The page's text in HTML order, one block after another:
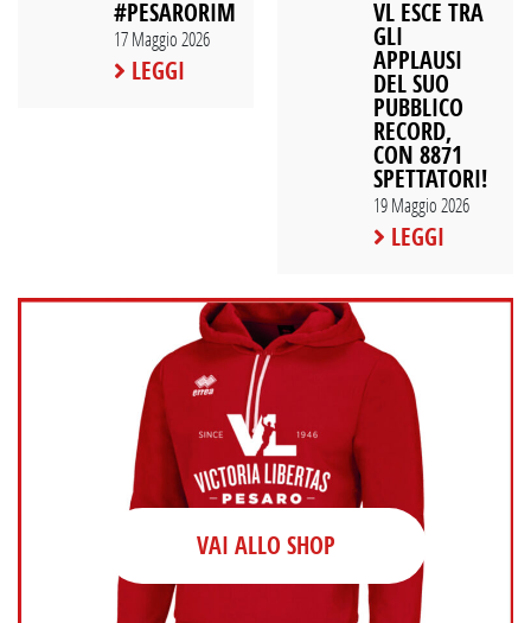
#PESARORIMINI
17 Maggio 2026
LEGGI
VL ESCE TRA
GLI
APPLAUSI
DEL SUO
PUBBLICO
RECORD,
CON 8871
SPETTATORI!
19 Maggio 2026
LEGGI
VAI ALLO SHOP